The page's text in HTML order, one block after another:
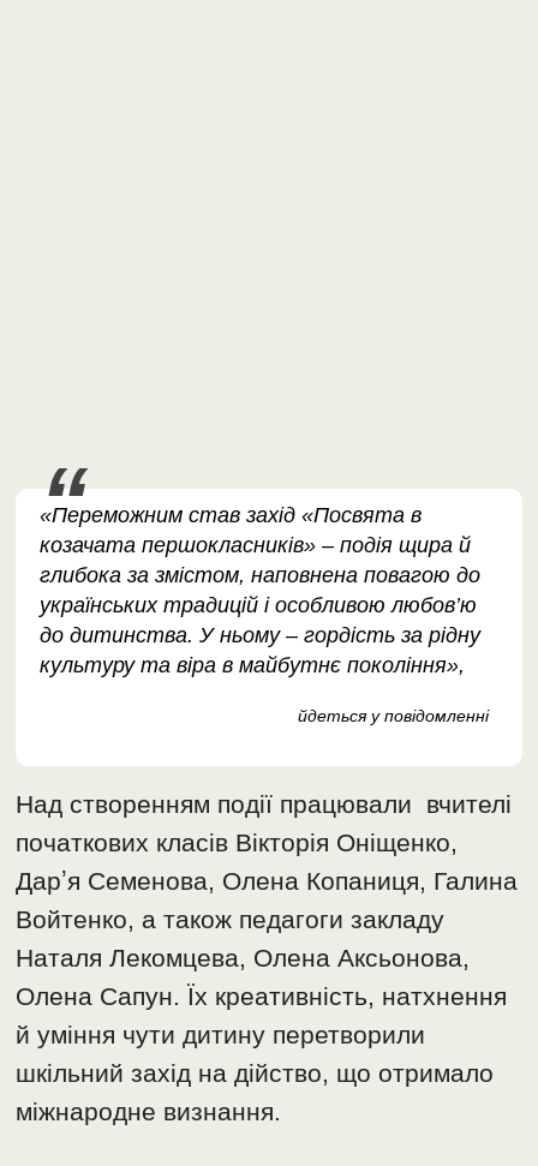
«Переможним став захід «Посвята в
козачата першокласників» – подія щира й
глибока за змістом, наповнена повагою до
українських традицій і особливою любов’ю
до дитинства. У ньому – гордість за рідну
культуру та віра в майбутнє покоління»,
йдеться у повідомленні
Над створенням події працювали вчителі
початкових класів Вікторія Оніщенко,
Дарʼя Семенова, Олена Копаниця, Галина
Войтенко, а також педагоги закладу
Наталя Лекомцева, Олена Аксьонова,
Олена Сапун. Їх креативність, натхнення
й уміння чути дитину перетворили
шкільний захід на дійство, що отримало
міжнародне визнання.